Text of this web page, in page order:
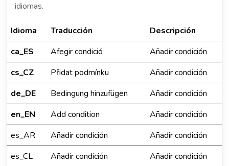
idiomas.
Idioma Traducción
Descripción
ca_ES
Afegir condició
Añadir condición
cs_CZ
Přidat podmínku
Añadir condición
de_DE
Bedingung hinzufügen
Añadir condición
en_EN
Add condition
Añadir condición
es_AR
Añadir condición
Añadir condición
es_CL
Añadir condición
Añadir condición